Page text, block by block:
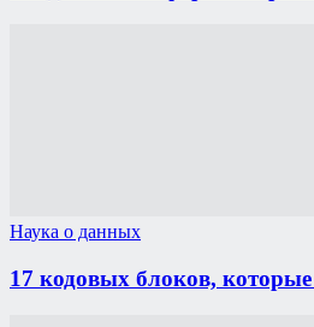
Наука о данных
17 кодовых блоков,